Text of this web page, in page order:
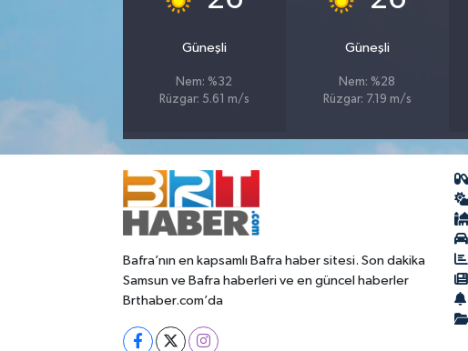
Güneşli
Nem: %32
Rüzgar: 5.61 m/s
Güneşli
Nem: %28
Rüzgar: 7.19 m/s
Bafra’nın en kapsamlı Bafra haber sitesi. Son dakika
Samsun ve Bafra haberleri ve en güncel haberler
Brthaber.com’da